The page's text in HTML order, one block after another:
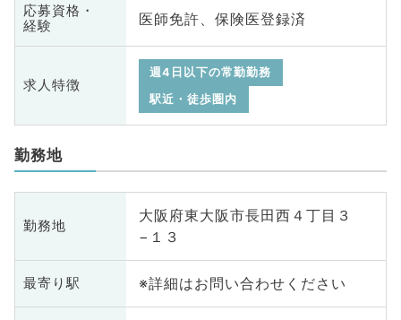
応募資格・
経験
医師免許、保険医登録済
求人特徴
週4日以下の常勤勤務
駅近・徒歩圏内
勤務地
勤務地
大阪府東大阪市長田西４丁目３
−１３
最寄り駅 ※詳細はお問い合わせください